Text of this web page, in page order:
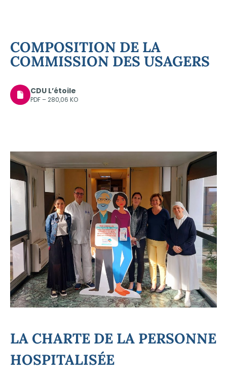
COMPOSITION DE LA
COMMISSION DES USAGERS
CDU L’étoile
PDF – 280,06 KO
LA CHARTE DE LA PERSONNE
HOSPITALISÉE